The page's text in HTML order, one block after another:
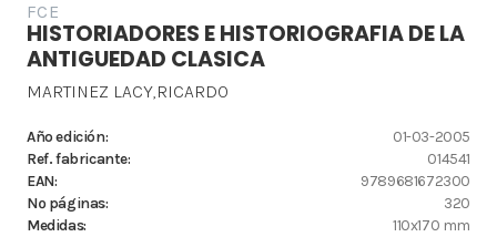
FCE
HISTORIADORES E HISTORIOGRAFIA DE LA
ANTIGUEDAD CLASICA
MARTINEZ LACY,RICARDO
Año edición:
01-03-2005
Ref. fabricante:
014541
EAN:
9789681672300
Nº páginas:
320
Medidas:
110x170 mm